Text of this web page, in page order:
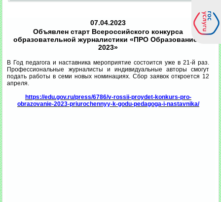
07.04.2023
Объявлен старт Всероссийского конкурса
образовательной журналистики «ПРО Образование –
2023»
В Год педагога и наставника мероприятие состоится уже в 21-й раз.
Профессиональные журналисты и индивидуальные авторы смогут
подать работы в семи новых номинациях. Сбор заявок откроется 12
апреля.
https://edu.gov.ru/press/6786/v-rossii-proydet-konkurs-pro-
obrazovanie-2023-priurochennyy-k-godu-pedagoga-i-nastavnika/